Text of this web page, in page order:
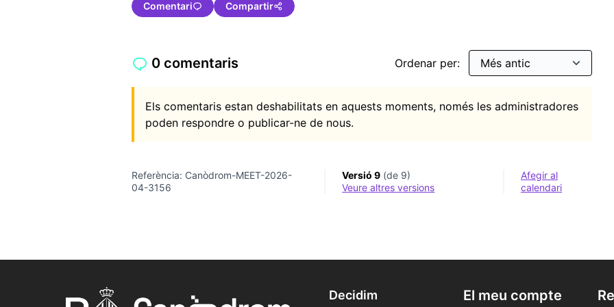
Comentari Compartir
0 comentaris Ordenar per:
Els comentaris estan deshabilitats en aquests moments, només les administradores
poden respondre o publicar-ne de nous.
Referència: Canòdrom-MEET-2026-
04-3156
Versió 9 (de 9)
veure altres versions
Afegir al
calendari
Decidim El meu compte